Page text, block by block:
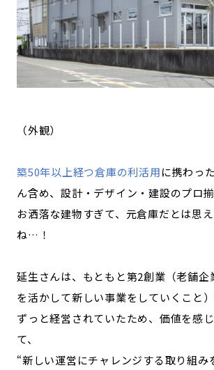
（外観）
築50年以上経つ倉庫の利活用に携わっ
ん含め、設計・デザイン・建設のプロ揃
お洒落な建物すぎて、元倉庫だとは思
ね…！
延生さんは、もともと第2創業（老舗企
を活かして新しい事業をしていくこと
ずっと経営されていたため、価値を感
て、
“新しい運営にチャレンジする取り組み